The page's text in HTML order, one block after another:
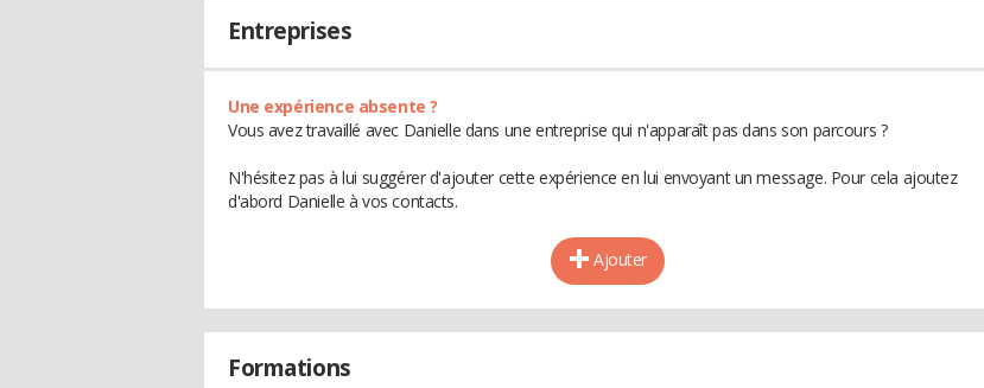
Entreprises
Une expérience absente ?
Vous avez travaillé avec Danielle dans une entreprise qui n'apparaît pas dans son parcours ?
N'hésitez pas à lui suggérer d'ajouter cette expérience en lui envoyant un message. Pour cela ajoutez
d'abord Danielle à vos contacts.
Ajouter
Formations